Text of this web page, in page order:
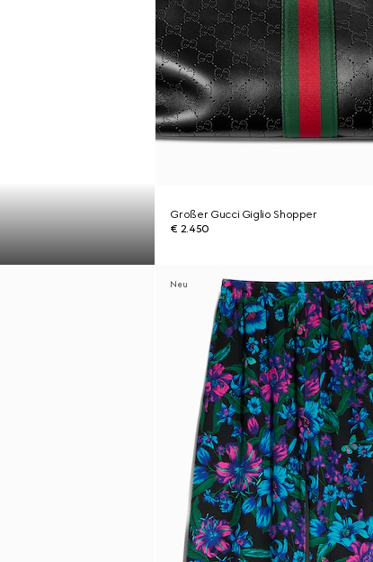
Großer Gucci Giglio Shopper
€ 2.450
Neu